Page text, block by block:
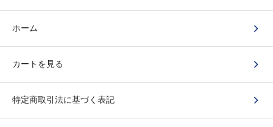
ホーム
カートを見る
特定商取引法に基づく表記